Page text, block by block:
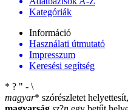
Kategóriák
Információ
Használati útmutató
Impresszum
Keresési segítség
* ? " - \
magyar* szórészletet